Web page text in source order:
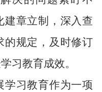
建章立制，深入查
的规定，及时修订
习教育成效。
学习教育作为一项